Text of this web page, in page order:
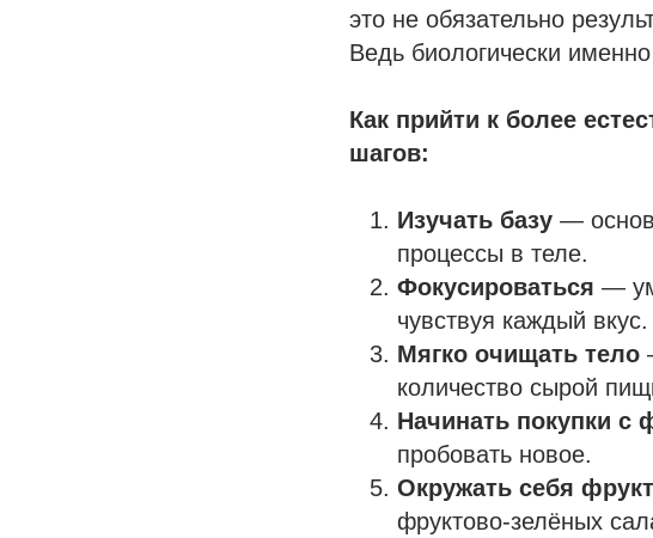
это не обязательно
Ведь биологически
Как прийти к более
шагов:
Изучать базу —
процессы в теле.
Фокусироваться —
чувствуя каждый вкус.
Мягко очищать тело
количество сырой
Начинать покупки с
пробовать новое.
Окружать себя
фруктово-зелёных